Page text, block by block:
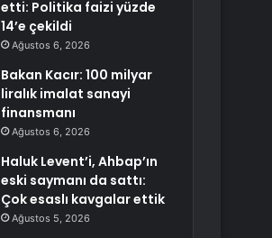
etti: Politika faizi yüzde
14’e çekildi
Ağustos 6, 2026
Bakan Kacır: 100 milyar
liralık imalat sanayi
finansmanı
Ağustos 6, 2026
Haluk Levent’i, Ahbap’ın
eski saymanı da sattı:
Çok esaslı kavgalar ettik
Ağustos 5, 2026